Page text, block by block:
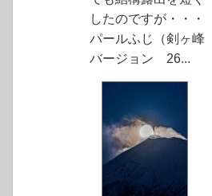
したのですが・・・
パールふじ（剣ヶ峰
バージョン 26...